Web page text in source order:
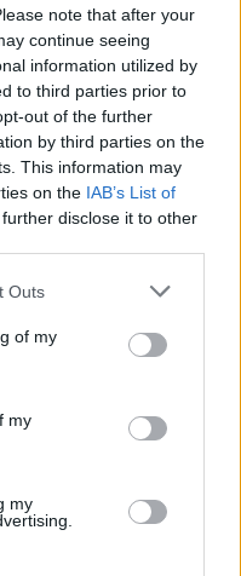
note that after your
continue seeing
information utilized by
to third parties prior to
out of the further
by third parties on the
This information may
on the IAB’s List of
disclose it to other
one or more Google
You may click to
its third-party tags to
in below Google
Outs
of my
my
my
SPORTARÉNA